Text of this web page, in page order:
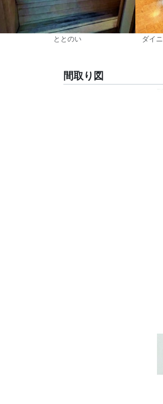
ととのい ダイ
間取り図